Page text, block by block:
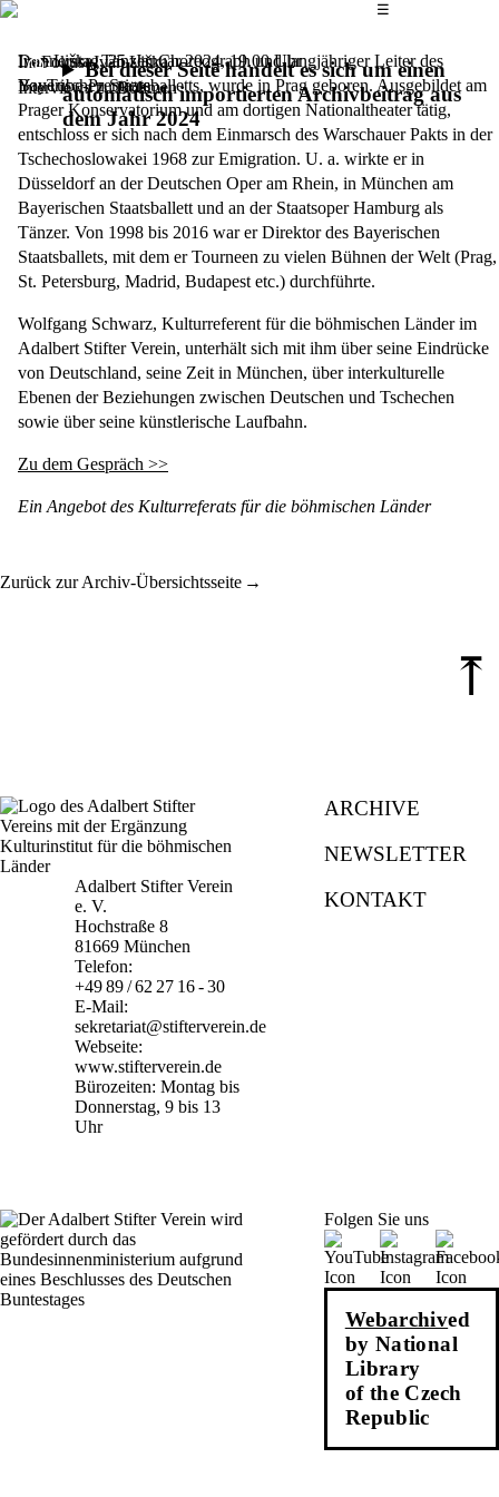
Das
☰
Bei dieser Seite handelt es sich um einen
automatisch importierten Archivbeitrag aus
dem Jahr 2024
Im Fokus: Ivan Liška
Interviews zu Böhmen
Ivan Liška,Tänzer, Choreograph und langjähriger Leiter des
Bayerischen Staatsballetts, wurde in Prag geboren. Ausgebildet am
Prager Konservatorium und am dortigen Nationaltheater tätig,
entschloss er sich nach dem Einmarsch des Warschauer Pakts in der
Tschechoslowakei 1968 zur Emigration. U. a. wirkte er in
Düsseldorf an der Deutschen Oper am Rhein, in München am
Bayerischen Staatsballett und an der Staatsoper Hamburg als
Tänzer. Von 1998 bis 2016 war er Direktor des Bayerischen
Staatsballets, mit dem er Tourneen zu vielen Bühnen der Welt (Prag,
St. Petersburg, Madrid, Budapest etc.) durchführte.
Wolfgang Schwarz, Kulturreferent für die böhmischen Länder im
Adalbert Stifter Verein, unterhält sich mit ihm über seine Eindrücke
von Deutschland, seine Zeit in München, über interkulturelle
Ebenen der Beziehungen zwischen Deutschen und Tschechen
sowie über seine künstlerische Laufbahn.
Zu dem Gespräch >>
Ein Angebot des Kulturreferats für die böhmischen Länder
Donnerstag, 25. Januar 2024,19.00 Uhr
YouTube-Premiere
Zurück zur Archiv-Übersichtsseite
⤒
Adalbert Stifter Verein
e. V.
Hochstraße 8
81669 München
Telefon:
+49 89 / 62 27 16 - 30
E-Mail:
sekretariat@stifterverein.de
Webseite:
www.stifterverein.de
Bürozeiten: Montag bis
Donnerstag, 9 bis 13
Uhr
ARCHIVE
NEWSLETTER
KONTAKT
Folgen Sie uns
Webarchived
by National
Library
of the Czech
Republic